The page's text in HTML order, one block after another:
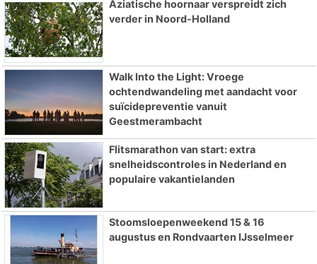
Aziatische hoornaar verspreidt zich
verder in Noord-Holland
Walk Into the Light: Vroege
ochtendwandeling met aandacht voor
suïcidepreventie vanuit
Geestmerambacht
Flitsmarathon van start: extra
snelheidscontroles in Nederland en
populaire vakantielanden
Stoomsloepenweekend 15 & 16
augustus en Rondvaarten IJsselmeer